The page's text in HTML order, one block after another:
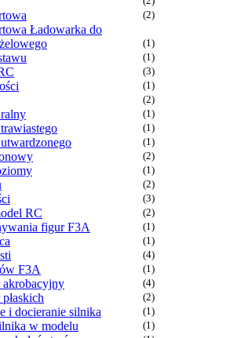
(2)
Ładowarka do
(1)
(1)
(3)
(1)
(2)
(1)
(1)
(1)
(2)
(1)
(2)
(3)
RC (2)
figur F3A (1)
(1)
(4)
F3A (1)
(4)
(2)
i docieranie silnika (1)
w modelu (1)